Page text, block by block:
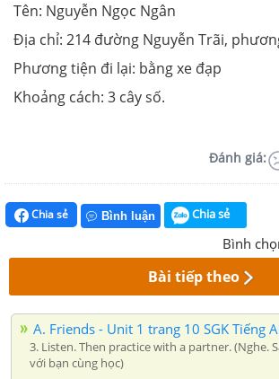
Tên: Nguyễn Ngọc Ngân
Địa chỉ: 214 đường Nguyễn Trãi,
Phương tiện đi lại: bằng xe đạp
Khoảng cách: 3 cây số.
Đánh giá:
Chia sẻ Bình luận Chia sẻ
Bình
Bài tiếp theo
A. Friends - Unit 1 trang 10 SGK Tiếng
3. Listen. Then practice with a partner. (Nghe.
với bạn cùng học)